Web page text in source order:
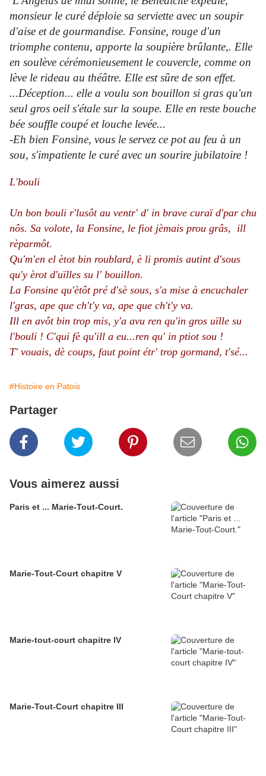
monsieur le curé déploie sa serviette avec un soupir
d'aise et de gourmandise. Fonsine, rouge d'un
triomphe contenu, apporte la soupière brûlante,. Elle
en soulève cérémonieusement le couvercle, comme on
lève le rideau au théâtre. Elle est sûre de son effet.
...Déception... elle a voulu son bouillon si gras qu'un
seul gros oeil s'étale sur la soupe. Elle en reste bouche
bée souffle coupé et louche levée...
-Eh bien Fonsine, vous le servez ce pot au feu à un
sou, s'impatiente le curé avec un sourire jubilatoire !
L'bouli
Un bon bouli r'lusôt au ventr' d' in brave curaï d'par chu
nôs. Sa volote, la Fonsine, le fiot jèmais prou grâs, ill
rèparmôt.
Qu'm'en el ètot bin roublard, è li promis autint d'sous
qu'y èrot d'uïlles su l' bouillon.
La Fonsine qu'ètôt pré d'sè sous, s'a mise à encuchaler
l'gras, ape que ch't'y va, ape que ch't'y va.
Ill en avôt bin trop mis, y'a avu ren qu'in gros uïlle su
l'bouli ! C'qui fè qu'ill a eu...ren qu' in ptiot sou !
T' vouais, dè coups, faut point étr' trop gormand, t'sé...
#Histoire en Patois
Partager
Vous aimerez aussi
Paris et ... Marie-Tout-Court.
Marie-Tout-Court chapitre V
Marie-tout-court chapitre IV
Marie-Tout-Court chapitre III